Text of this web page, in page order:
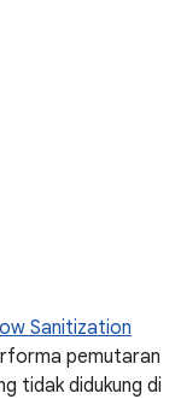
Sanitization
pemutaran
tidak didukung di